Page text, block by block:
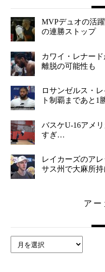
MVPデュオの活
の連勝ストップ
カワイ・レナー
離脱の可能性も
ロサンゼルス・
ト制覇まであと1
バスケU-16アメ
すぎ…
レイカーズのア
サス州で大麻所
ア
ー